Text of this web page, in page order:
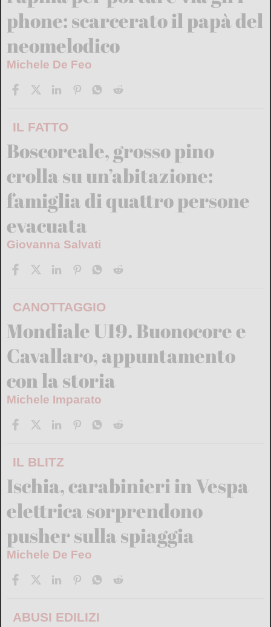
phone: scarcerato il papà del
neomelodico
Michele De Feo
IL FATTO
Boscoreale, grosso pino
crolla su un’abitazione:
famiglia di quattro persone
evacuata
Giovanna Salvati
CANOTTAGGIO
Mondiale U19. Buonocore e
Cavallaro, appuntamento
con la storia
Michele Imparato
IL BLITZ
Ischia, carabinieri in Vespa
elettrica sorprendono
pusher sulla spiaggia
Michele De Feo
ABUSI EDILIZI